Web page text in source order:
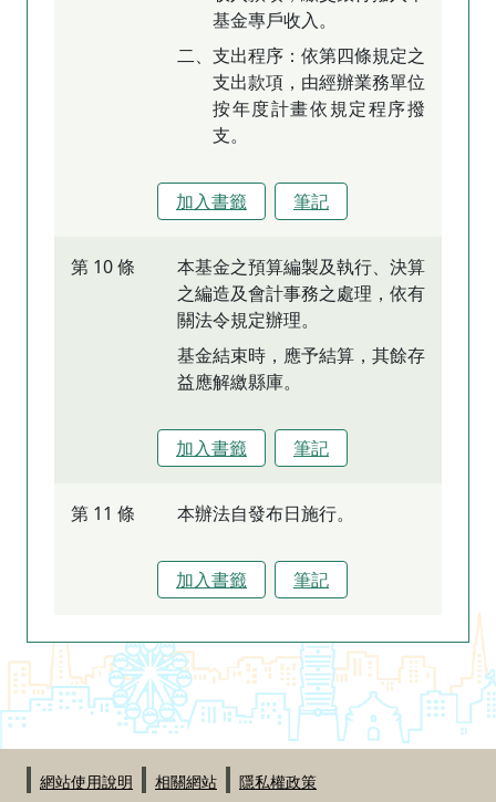
基金專戶收入。
二、支出程序：依第四條規定之
支出款項，由經辦業務單位
按年度計畫依規定程序撥
支。
加入書籤 筆記
第 10 條
本基金之預算編製及執行、決算
之編造及會計事務之處理，依有
關法令規定辦理。
基金結束時，應予結算，其餘存
益應解繳縣庫。
加入書籤 筆記
第 11 條 本辦法自發布日施行。
加入書籤 筆記
網站使用說明 相關網站 隱私權政策